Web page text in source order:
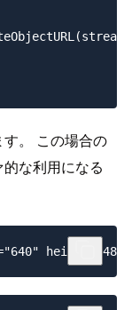
。 この場合の
な利用になる